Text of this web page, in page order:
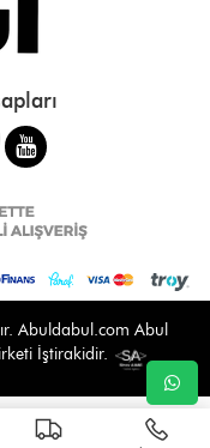
Abuldabul.com Abul
İştirakidir.